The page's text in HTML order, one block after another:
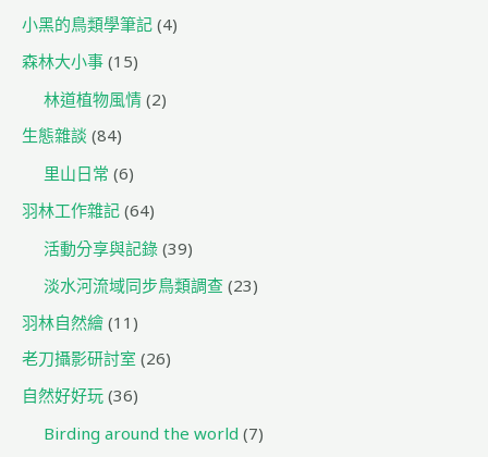
小黑的鳥類學筆記 (4)
森林大小事 (15)
林道植物風情 (2)
生態雜談 (84)
里山日常 (6)
羽林工作雜記 (64)
活動分享與記錄 (39)
淡水河流域同步鳥類調查 (23)
羽林自然繪 (11)
老刀攝影研討室 (26)
自然好好玩 (36)
Birding around the world (7)